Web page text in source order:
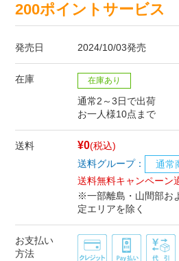
200ポイントサービス
発売日 2024/10/03発売
在庫 在庫あり
通常2～3日で出荷
お一人様10点まで
送料 ¥0(税込)
送料グループ：
通常
送料無料キャンペーン
※一部離島・山間部お
定エリアを除く
お支払い
方法